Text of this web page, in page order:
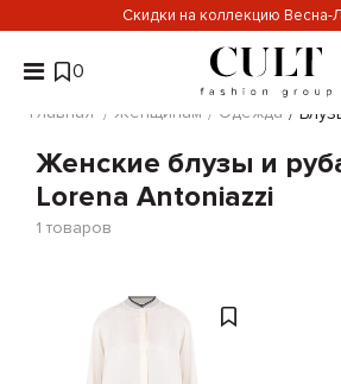
Скидки на коллекцию Весна-
0
Главная Женщинам Одежда
Женские блузы и
Lorena Antoniazzi
1 товаров